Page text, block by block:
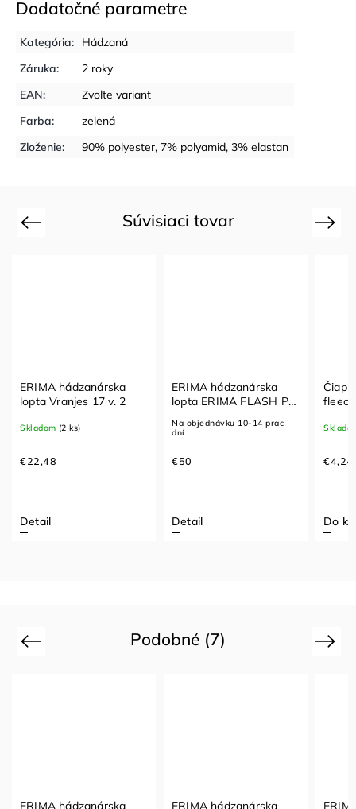
Dodatočné parametre
Kategória:
Hádzaná
Záruka:
2 roky
EAN:
Zvoľte variant
Farba:
zelená
Zloženie: 90% polyester, 7% polyamid, 3% elastan
Súvisiaci tovar
Previous
ERIMA hádzanárska
lopta Vranjes 17 v. 2
Skladom (2 ks)
€22,48
Detail
ERIMA hádzanárska
lopta ERIMA FLASH Pro
Na objednávku 10-14 prac
dní
€50
Detail
€4,24
Do
Next
Podobné (7)
Previous
ERIMA hádzanárska
ERIMA hádzanárska
Next